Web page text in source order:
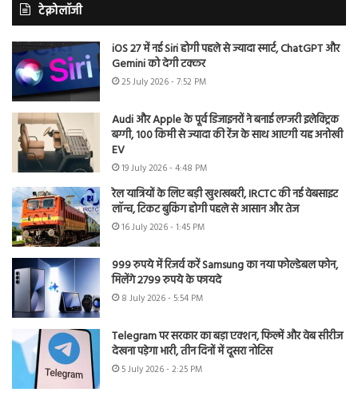
टेक्नोलॉजी
iOS 27 में नई Siri होगी पहले से ज्यादा स्मार्ट, ChatGPT और
Gemini को देगी टक्कर
25 July 2026 - 7:52 PM
Audi और Apple के पूर्व डिजाइनरों ने बनाई लग्जरी इलेक्ट्रिक
बग्गी, 100 किमी से ज्यादा की रेंज के साथ आएगी यह अनोखी
EV
19 July 2026 - 4:48 PM
रेल यात्रियों के लिए बड़ी खुशखबरी, IRCTC की नई वेबसाइट
लॉन्च, टिकट बुकिंग होगी पहले से आसान और तेज
16 July 2026 - 1:45 PM
999 रुपये में रिजर्व करें Samsung का नया फोल्डेबल फोन,
मिलेंगे 2799 रुपये के फायदे
8 July 2026 - 5:54 PM
Telegram पर सरकार का बड़ा एक्शन, फिल्में और वेब सीरीज
देखना पड़ेगा भारी, तीन दिनों में दूसरा नोटिस
5 July 2026 - 2:25 PM